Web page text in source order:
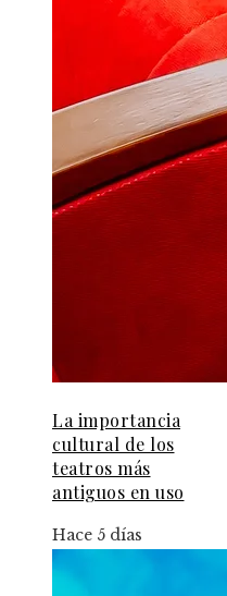
La importancia
cultural de los
teatros más
antiguos en uso
Hace 5 días